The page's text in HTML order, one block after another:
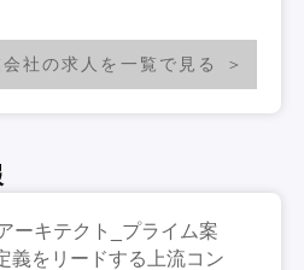
社の求人を一覧で見る
ーキテクト_プライム案
義をリードする上流コン